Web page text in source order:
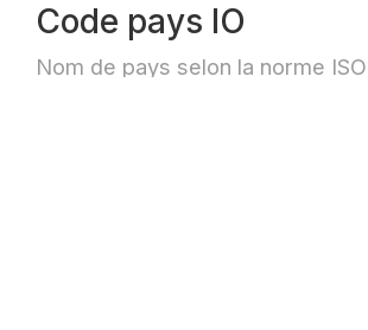
Code pays IO